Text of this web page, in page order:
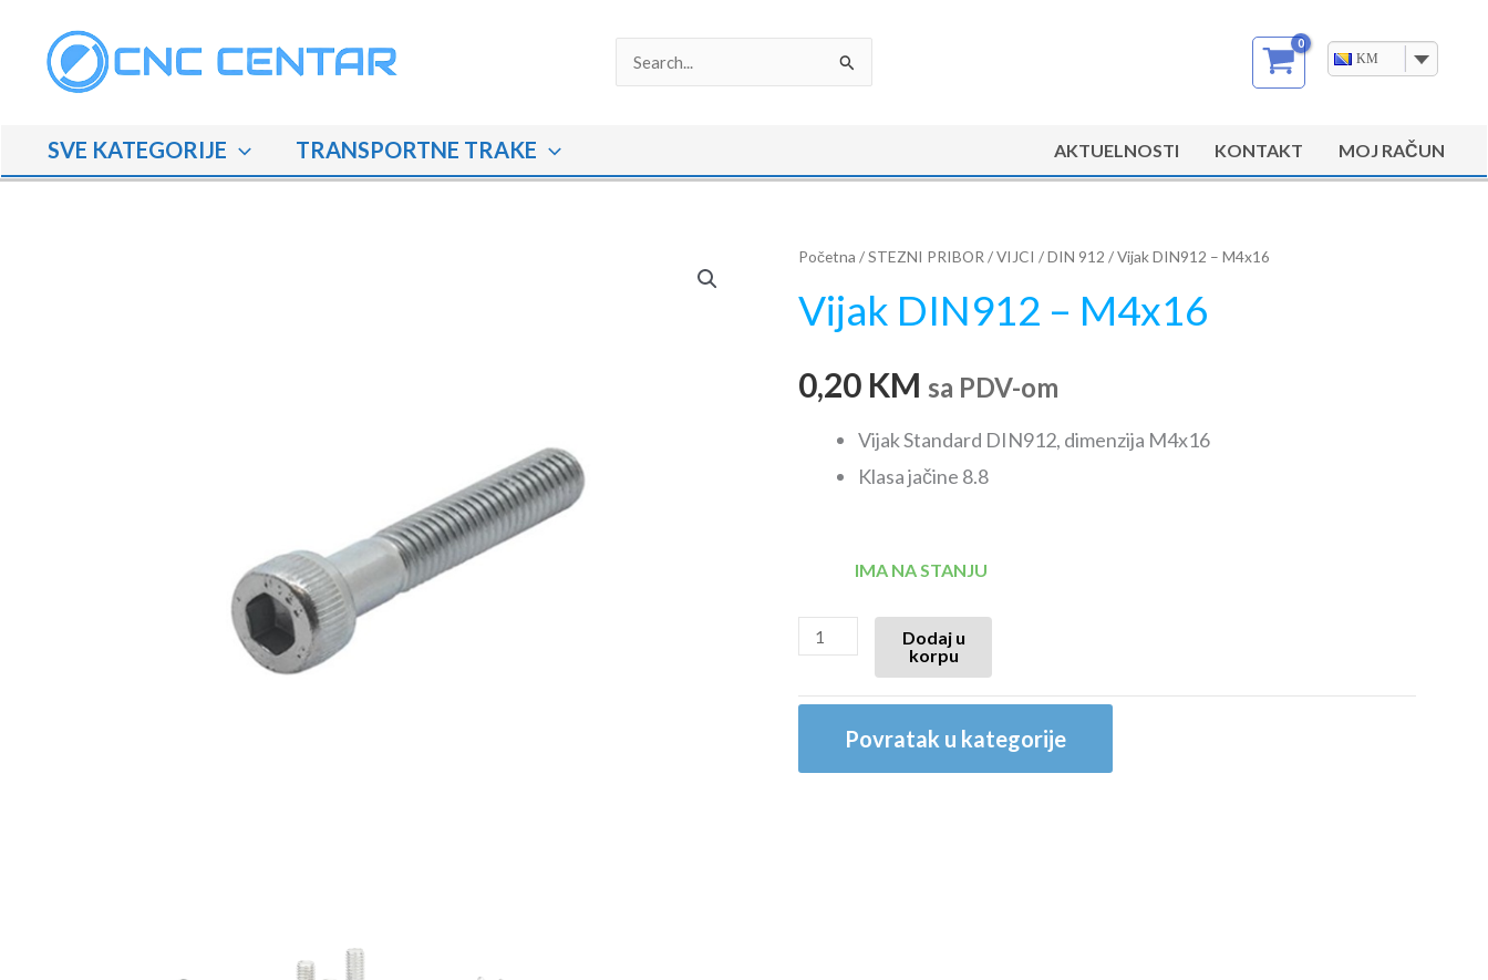
content
Search
KM
SVE KATEGORIJE TRANSPORTNE TRAKE AKTUELNOSTI KONTAKT MOJ RAČUN
Početna /STEZNI PRIBOR /VIJCI /DIN 912 / Vijak DIN912 – M4x16
Vijak DIN912 – M4x16
0,20 KM sa PDV-om
Vijak Standard DIN912, dimenzija M4x16
Klasa jačine 8.8
IMA NA STANJU
Vijak
-
količina
Dodaj u
korpu
Povratak u kategorije